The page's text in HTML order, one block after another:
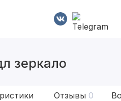
зеркало
Отзывы 0